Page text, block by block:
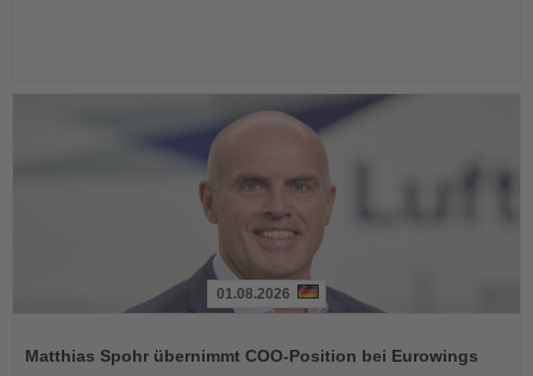
die
01.08.2026
Matthias Spohr übernimmt COO-Position bei Eurowings